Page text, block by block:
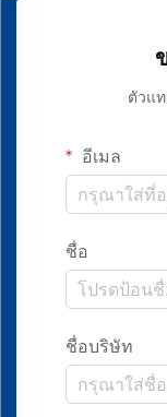
ตัวแ
อีเมล
ชื่อ
ชื่อบริษัท